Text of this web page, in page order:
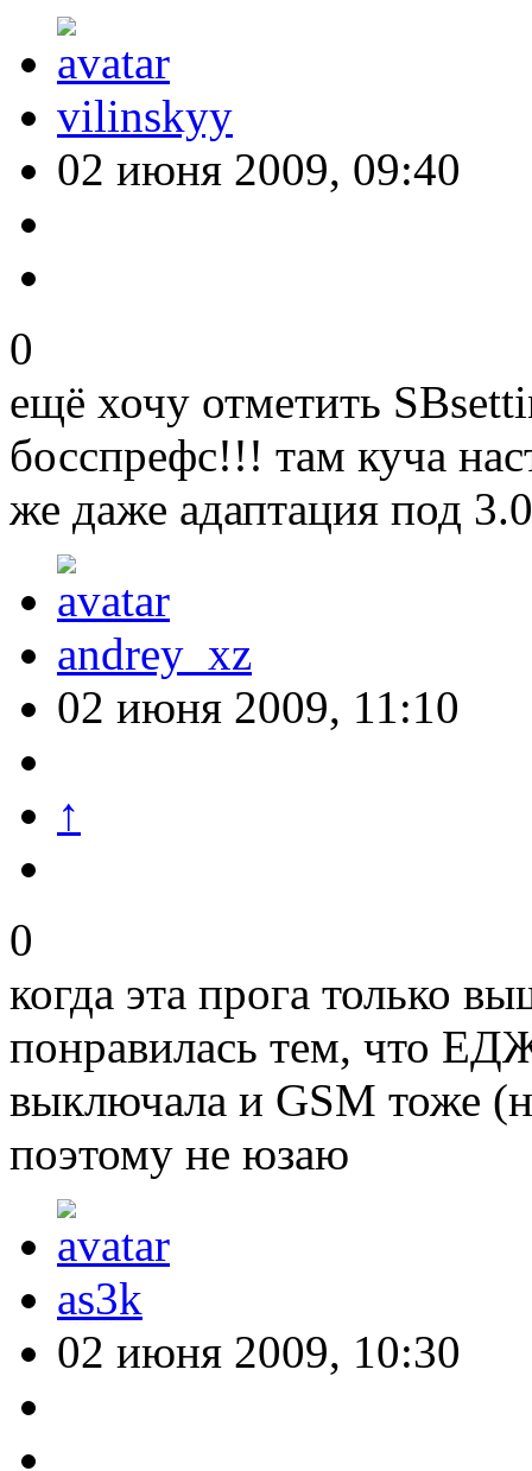
vilinskyy
02 июня 2009, 09:40
0
ещё хочу отметить
босспрефс!!! там куча
же даже адаптация под
andrey_xz
02 июня 2009, 11:10
↑
0
когда эта прога только
понравилась тем, что
выключала и GSM тоже
поэтому не юзаю
as3k
02 июня 2009, 10:30